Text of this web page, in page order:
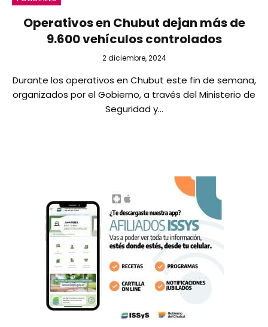
Operativos en Chubut dejan más de
9.600 vehículos controlados
2 diciembre, 2024
Durante los operativos en Chubut este fin de semana,
organizados por el Gobierno, a través del Ministerio de
Seguridad y…